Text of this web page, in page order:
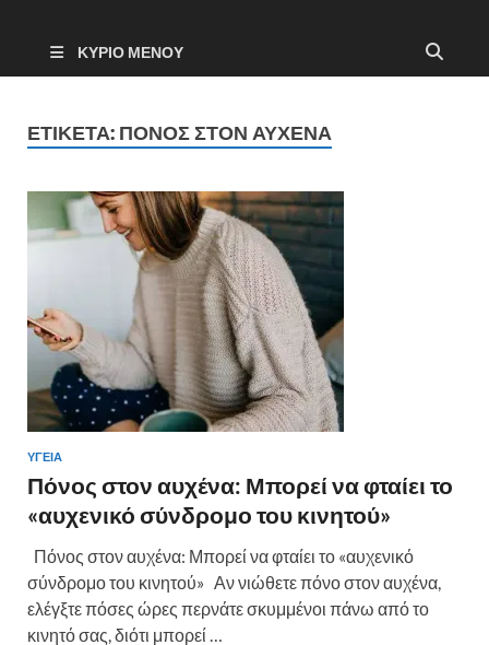
ΚΎΡΙΟ ΜΕΝΟΎ
ΕΤΙΚΈΤΑ: ΠΌΝΟΣ ΣΤΟΝ ΑΥΧΈΝΑ
ΥΓΕΙΑ
Πόνος στον αυχένα: Μπορεί να φταίει το
«αυχενικό σύνδρομο του κινητού»
Πόνος στον αυχένα: Μπορεί να φταίει το «αυχενικό
σύνδρομο του κινητού» Αν νιώθετε πόνο στον αυχένα,
ελέγξτε πόσες ώρες περνάτε σκυμμένοι πάνω από το
κινητό σας, διότι μπορεί …